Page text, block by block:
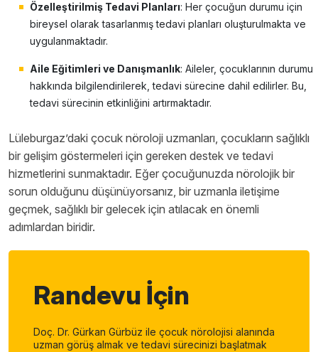
Randevu İçin
Doç. Dr. Gürkan Gürbüz ile çocuk nörolojisi alanında
uzman görüş almak ve tedavi sürecinizi başlatmak
Özelleştirilmiş Tedavi Planları: Her çocuğun durumu için
bireysel olarak tasarlanmış tedavi planları oluşturulmakta ve
uygulanmaktadır.
Aile Eğitimleri ve Danışmanlık: Aileler, çocuklarının durumu
hakkında bilgilendirilerek, tedavi sürecine dahil edilirler. Bu,
tedavi sürecinin etkinliğini artırmaktadır.
Lüleburgaz’daki çocuk nöroloji uzmanları, çocukların sağlıklı
bir gelişim göstermeleri için gereken destek ve tedavi
hizmetlerini sunmaktadır. Eğer çocuğunuzda nörolojik bir
sorun olduğunu düşünüyorsanız, bir uzmanla iletişime
geçmek, sağlıklı bir gelecek için atılacak en önemli
adımlardan biridir.